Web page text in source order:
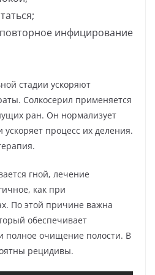
инфицирование
стадии ускоряют
Солкосерил применяется
ран. Он нормализует
ускоряет процесс их деления.
гной, лечение
как при
По этой причине важна
обеспечивает
полное очищение полости. В
рецидивы.